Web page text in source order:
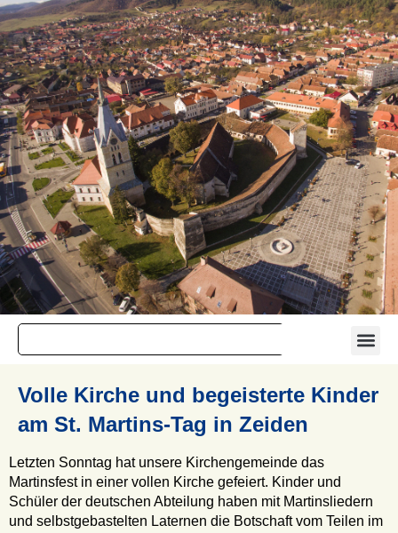
Volle Kirche und begeisterte Kinder
am St. Martins-Tag in Zeiden
Letzten Sonntag hat unsere Kirchengemeinde das
Martinsfest in einer vollen Kirche gefeiert. Kinder und
Schüler der deutschen Abteilung haben mit Martinsliedern
und selbstgebastelten Laternen die Botschaft vom Teilen im